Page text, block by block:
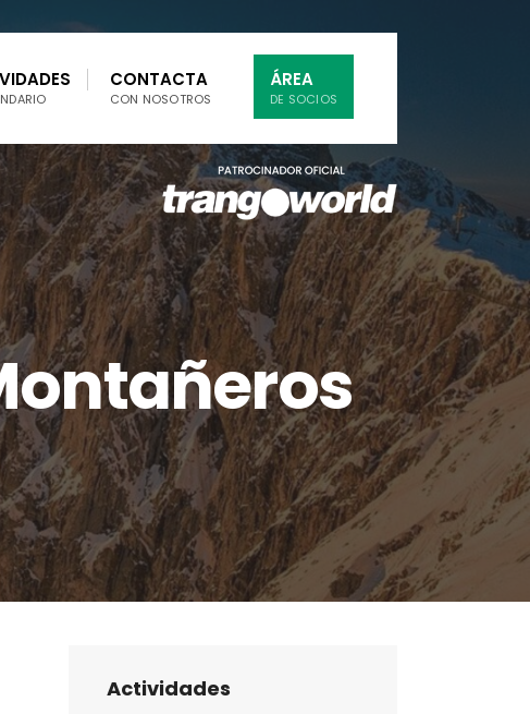
CONTACTA
CON NOSOTROS
ÁREA
DE SOCIOS
Actividades